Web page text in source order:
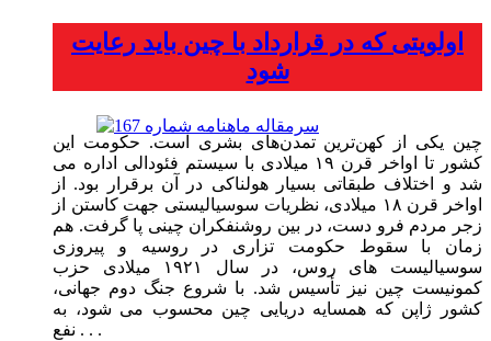
اولویتی که در قرارداد با چین باید رعایت
شود
چین یکی از کهن‌ترین تمدن‌های بشری است. حکومت این
کشور تا اواخر قرن ۱۹ میلادی با سیستم فئودالی اداره می
شد و اختلاف طبقاتی بسیار هولناکی در آن برقرار بود. از
اواخر قرن ۱۸ میلادی، نظریات سوسیالیستی جهت کاستن از
زجر مردم فرو دست، در بین روشنفکران چینی پا گرفت. هم
زمان با سقوط حکومت تزاری در روسیه و پیروزی
سوسیالیست های روس، در سال ۱۹۲۱ میلادی حزب
کمونیست چین نیز تأسیس شد. با شروع جنگ دوم جهانی،
کشور ژاپن که همسایه دریایی چین محسوب می شود، به
. . .